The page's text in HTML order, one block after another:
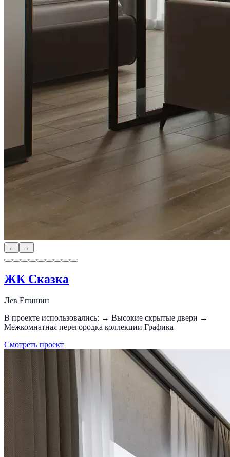
← →
ЖК Сказка
Лев Епишин
В проекте использовались: → Высокие скрытые двери →
Межкомнатная перегородка коллекции Графика
Смотреть проект